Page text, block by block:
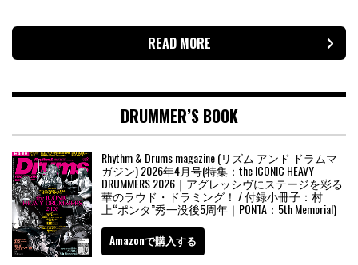
READ MORE
DRUMMER’S BOOK
Rhythm & Drums magazine (リズム アンド ドラムマ
ガジン) 2026年4月号(特集：the ICONIC HEAVY
DRUMMERS 2026｜アグレッシヴにステージを彩る
華のラウド・ドラミング！ / 付録小冊子：村
上“ポンタ”秀一没後5周年｜PONTA：5th Memorial)
Amazonで購入する